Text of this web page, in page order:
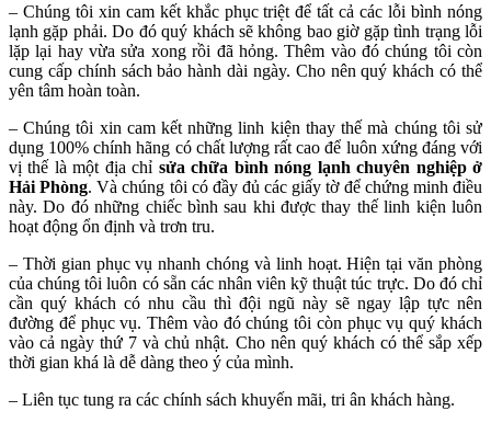
– Chúng tôi xin cam kết khắc phục triệt để tất cả các lỗi bình nóng
lạnh gặp phải. Do đó quý khách sẽ không bao giờ gặp tình trạng lỗi
lặp lại hay vừa sửa xong rồi đã hỏng. Thêm vào đó chúng tôi còn
cung cấp chính sách bảo hành dài ngày. Cho nên quý khách có thể
yên tâm hoàn toàn.
– Chúng tôi xin cam kết những linh kiện thay thế mà chúng tôi sử
dụng 100% chính hãng có chất lượng rất cao để luôn xứng đáng với
vị thế là một địa chỉ sửa chữa bình nóng lạnh chuyên nghiệp ở
Hải Phòng. Và chúng tôi có đầy đủ các giấy tờ để chứng minh điều
này. Do đó những chiếc bình sau khi được thay thế linh kiện luôn
hoạt động ổn định và trơn tru.
– Thời gian phục vụ nhanh chóng và linh hoạt. Hiện tại văn phòng
của chúng tôi luôn có sẵn các nhân viên kỹ thuật túc trực. Do đó chỉ
cần quý khách có nhu cầu thì đội ngũ này sẽ ngay lập tực nên
đường để phục vụ. Thêm vào đó chúng tôi còn phục vụ quý khách
vào cả ngày thứ 7 và chủ nhật. Cho nên quý khách có thể sắp xếp
thời gian khá là dễ dàng theo ý của mình.
– Liên tục tung ra các chính sách khuyến mãi, tri ân khách hàng.